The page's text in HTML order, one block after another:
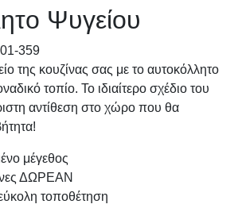
Ψυγείου
359
της κουζίνας σας με το αυτοκόλλητο
τοπίο. Το ιδιαίτερο σχέδιο του
αντίθεση στο χώρο που θα
μέγεθος
ΔΩΡΕΑΝ
τοποθέτηση